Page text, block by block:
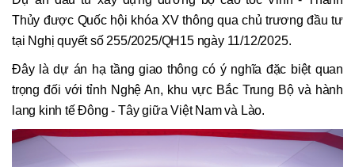
Thủy được Quốc hội khóa XV thông qua chủ trương đầu tư
tại Nghị quyết số 255/2025/QH15 ngày 11/12/2025.
Đây là dự án hạ tầng giao thông có ý nghĩa đặc biệt quan
trọng đối với tỉnh Nghệ An, khu vực Bắc Trung Bộ và hành
lang kinh tế Đông - Tây giữa Việt Nam và Lào.